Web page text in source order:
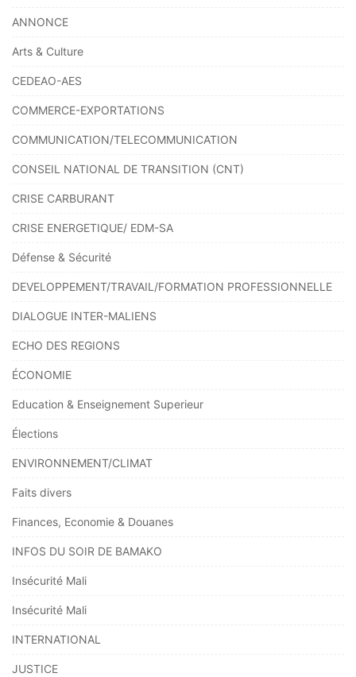
ANNONCE
Arts & Culture
CEDEAO-AES
COMMERCE-EXPORTATIONS
COMMUNICATION/TELECOMMUNICATION
CONSEIL NATIONAL DE TRANSITION (CNT)
CRISE CARBURANT
CRISE ENERGETIQUE/ EDM-SA
Défense & Sécurité
DEVELOPPEMENT/TRAVAIL/FORMATION PROFESSIONNELLE
DIALOGUE INTER-MALIENS
ECHO DES REGIONS
ÉCONOMIE
Education & Enseignement Superieur
Élections
ENVIRONNEMENT/CLIMAT
Faits divers
Finances, Economie & Douanes
INFOS DU SOIR DE BAMAKO
Insécurité Mali
Insécurité Mali
INTERNATIONAL
JUSTICE